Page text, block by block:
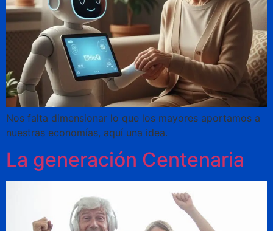
Nos falta dimensionar lo que los mayores aportamos a
nuestras economías, aquí una idea.
La generación Centenaria